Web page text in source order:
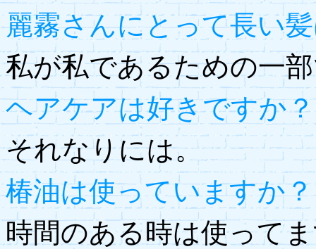
麗霧さんにとって長い
私が私であるための一
ヘアケアは好きですか？
それなりには。
椿油は使っていますか？
時間のある時は使って